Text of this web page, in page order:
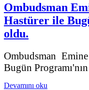
Ombudsman
Hastürer ile
oldu.
Ombudsman
Bugün
Devamını oku